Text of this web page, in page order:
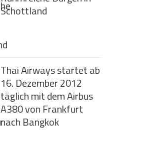
Schottland
Thai Airways startet ab
16. Dezember 2012
täglich mit dem Airbus
A380 von Frankfurt
nach Bangkok